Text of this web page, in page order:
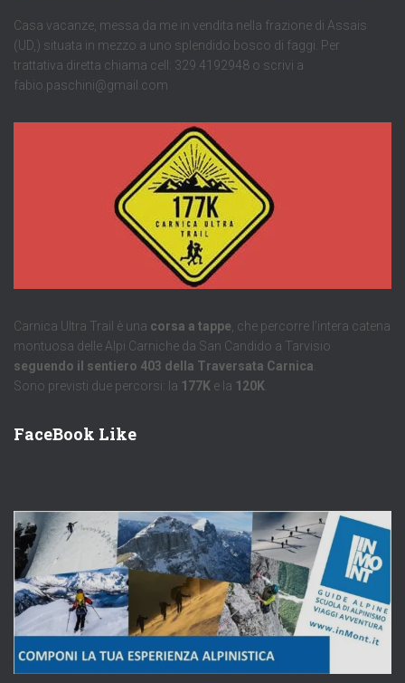
Casa vacanze, messa da me in vendita nella frazione di Assais
(UD,) situata in mezzo a uno splendido bosco di faggi. Per
trattativa diretta chiama cell: 329.4192948 o scrivi a
fabio.paschini@gmail.com
Carnica Ultra Trail è una corsa a tappe, che percorre l’intera catena
montuosa delle Alpi Carniche da San Candido a Tarvisio
seguendo il sentiero 403 della Traversata Carnica.
Sono previsti due percorsi: la 177K e la 120K.
FaceBook Like